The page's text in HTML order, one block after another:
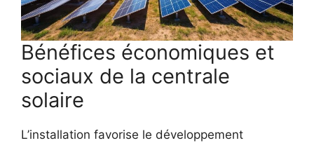
Bénéfices économiques et
sociaux de la centrale
solaire
L’installation favorise le développement